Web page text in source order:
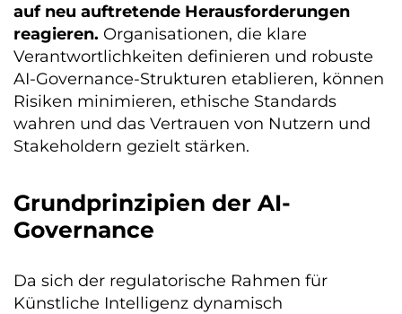
auf neu auftretende Herausforderungen
reagieren. Organisationen, die klare
Verantwortlichkeiten definieren und robuste
AI-Governance-Strukturen etablieren, können
Risiken minimieren, ethische Standards
wahren und das Vertrauen von Nutzern und
Stakeholdern gezielt stärken.
Grundprinzipien der AI-
Governance
Da sich der regulatorische Rahmen für
Künstliche Intelligenz dynamisch